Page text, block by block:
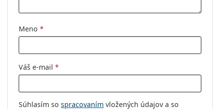
Meno *
Váš e-mail *
Súhlasím so spracovaním vložených údajov a so